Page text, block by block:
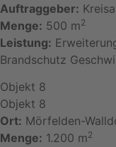
Auftraggeber:
Menge: 500 m2
Leistung:
Brandschutz
Objekt 8
Objekt 8
Ort: Mörfelden-
Menge: 1.200 m2